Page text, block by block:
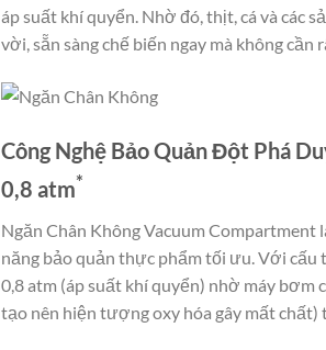
áp suất khí quyển. Nhờ đó, thịt, cá và
vời, sẵn sàng chế biến ngay mà không cần
Công Nghệ Bảo Quản Đột Phá
0,8 atm*
Ngăn Chân Không Vacuum Compartment
năng bảo quản thực phẩm tối ưu. Với
0,8 atm (áp suất khí quyển) nhờ máy bơm
tạo nên hiện tượng oxy hóa gây mất